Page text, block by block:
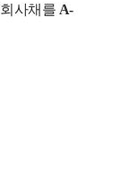
사채를 A-